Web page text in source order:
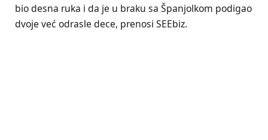
bio desna ruka i da je u braku sa Španjolkom podigao
dvoje već odrasle dece, prenosi SEEbiz.